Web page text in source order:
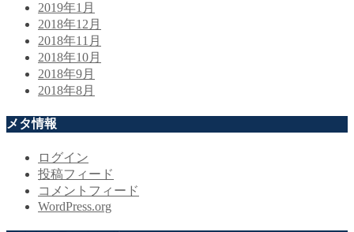
2019年1月
2018年12月
2018年11月
2018年10月
2018年9月
2018年8月
メタ情報
ログイン
投稿フィード
コメントフィード
WordPress.org